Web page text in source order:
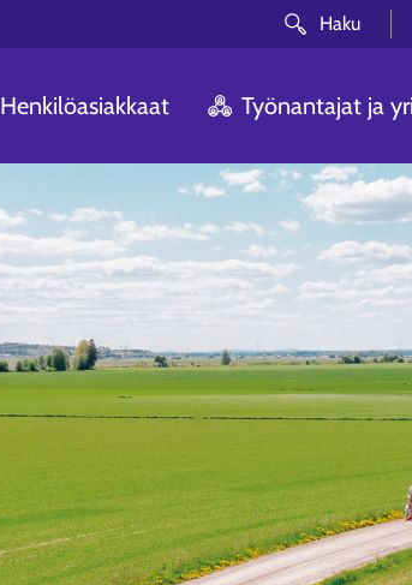
Haku
Henkilöasiakkaat Työnantajat ja